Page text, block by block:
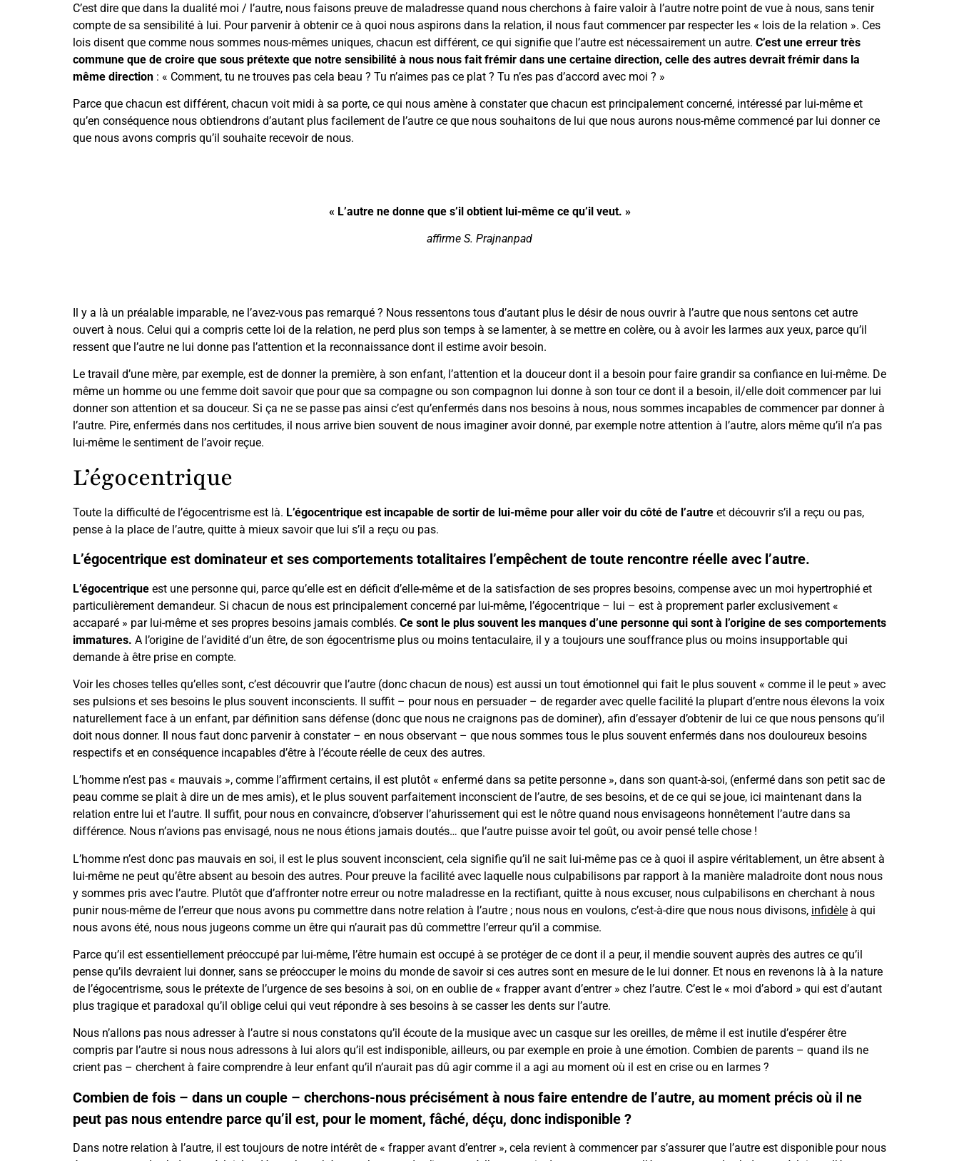
C’est dire que dans la dualité moi / l’autre, nous faisons preuve de maladresse quand nous cherchons à faire valoir à l’autre notre point de vue à nous, sans tenir
compte de sa sensibilité à lui. Pour parvenir à obtenir ce à quoi nous aspirons dans la relation, il nous faut commencer par respecter les « lois de la relation ». Ces
lois disent que comme nous sommes nous-mêmes uniques, chacun est différent, ce qui signifie que l’autre est nécessairement un autre. C’est une erreur très
commune que de croire que sous prétexte que notre sensibilité à nous nous fait frémir dans une certaine direction, celle des autres devrait frémir dans la
même direction : « Comment, tu ne trouves pas cela beau ? Tu n’aimes pas ce plat ? Tu n’es pas d’accord avec moi ? »
Parce que chacun est différent, chacun voit midi à sa porte, ce qui nous amène à constater que chacun est principalement concerné, intéressé par lui-même et
qu’en conséquence nous obtiendrons d’autant plus facilement de l’autre ce que nous souhaitons de lui que nous aurons nous-même commencé par lui donner ce
que nous avons compris qu’il souhaite recevoir de nous.
« L’autre ne donne que s’il obtient lui-même ce qu’il veut. »
affirme S. Prajnanpad
Il y a là un préalable imparable, ne l’avez-vous pas remarqué ? Nous ressentons tous d’autant plus le désir de nous ouvrir à l’autre que nous sentons cet autre
ouvert à nous. Celui qui a compris cette loi de la relation, ne perd plus son temps à se lamenter, à se mettre en colère, ou à avoir les larmes aux yeux, parce qu’il
ressent que l’autre ne lui donne pas l’attention et la reconnaissance dont il estime avoir besoin.
Le travail d’une mère, par exemple, est de donner la première, à son enfant, l’attention et la douceur dont il a besoin pour faire grandir sa confiance en lui-même. De
même un homme ou une femme doit savoir que pour que sa compagne ou son compagnon lui donne à son tour ce dont il a besoin, il/elle doit commencer par lui
donner son attention et sa douceur. Si ça ne se passe pas ainsi c’est qu’enfermés dans nos besoins à nous, nous sommes incapables de commencer par donner à
l’autre. Pire, enfermés dans nos certitudes, il nous arrive bien souvent de nous imaginer avoir donné, par exemple notre attention à l’autre, alors même qu’il n’a pas
lui-même le sentiment de l’avoir reçue.
L’égocentrique
Toute la difficulté de l’égocentrisme est là. L’égocentrique est incapable de sortir de lui-même pour aller voir du côté de l’autre et découvrir s’il a reçu ou pas,
pense à la place de l’autre, quitte à mieux savoir que lui s’il a reçu ou pas.
L’égocentrique est dominateur et ses comportements totalitaires l’empêchent de toute rencontre réelle avec l’autre.
L’égocentrique est une personne qui, parce qu’elle est en déficit d’elle-même et de la satisfaction de ses propres besoins, compense avec un moi hypertrophié et
particulièrement demandeur. Si chacun de nous est principalement concerné par lui-même, l’égocentrique – lui – est à proprement parler exclusivement «
accaparé » par lui-même et ses propres besoins jamais comblés. Ce sont le plus souvent les manques d’une personne qui sont à l’origine de ses comportements
immatures. A l’origine de l’avidité d’un être, de son égocentrisme plus ou moins tentaculaire, il y a toujours une souffrance plus ou moins insupportable qui
demande à être prise en compte.
Voir les choses telles qu’elles sont, c’est découvrir que l’autre (donc chacun de nous) est aussi un tout émotionnel qui fait le plus souvent « comme il le peut » avec
ses pulsions et ses besoins le plus souvent inconscients. Il suffit – pour nous en persuader – de regarder avec quelle facilité la plupart d’entre nous élevons la voix
naturellement face à un enfant, par définition sans défense (donc que nous ne craignons pas de dominer), afin d’essayer d’obtenir de lui ce que nous pensons qu’il
doit nous donner. Il nous faut donc parvenir à constater – en nous observant – que nous sommes tous le plus souvent enfermés dans nos douloureux besoins
respectifs et en conséquence incapables d’être à l’écoute réelle de ceux des autres.
L’homme n’est pas « mauvais », comme l’affirment certains, il est plutôt « enfermé dans sa petite personne », dans son quant-à-soi, (enfermé dans son petit sac de
peau comme se plait à dire un de mes amis), et le plus souvent parfaitement inconscient de l’autre, de ses besoins, et de ce qui se joue, ici maintenant dans la
relation entre lui et l’autre. Il suffit, pour nous en convaincre, d’observer l’ahurissement qui est le nôtre quand nous envisageons honnêtement l’autre dans sa
différence. Nous n’avions pas envisagé, nous ne nous étions jamais doutés… que l’autre puisse avoir tel goût, ou avoir pensé telle chose !
L’homme n’est donc pas mauvais en soi, il est le plus souvent inconscient, cela signifie qu’il ne sait lui-même pas ce à quoi il aspire véritablement, un être absent à
lui-même ne peut qu’être absent au besoin des autres. Pour preuve la facilité avec laquelle nous culpabilisons par rapport à la manière maladroite dont nous nous
y sommes pris avec l’autre. Plutôt que d’affronter notre erreur ou notre maladresse en la rectifiant, quitte à nous excuser, nous culpabilisons en cherchant à nous
punir nous-même de l’erreur que nous avons pu commettre dans notre relation à l’autre ; nous nous en voulons, c’est-à-dire que nous nous divisons, infidèle à qui
nous avons été, nous nous jugeons comme un être qui n’aurait pas dû commettre l’erreur qu’il a commise.
Parce qu’il est essentiellement préoccupé par lui-même, l’être humain est occupé à se protéger de ce dont il a peur, il mendie souvent auprès des autres ce qu’il
pense qu’ils devraient lui donner, sans se préoccuper le moins du monde de savoir si ces autres sont en mesure de le lui donner. Et nous en revenons là à la nature
de l’égocentrisme, sous le prétexte de l’urgence de ses besoins à soi, on en oublie de « frapper avant d’entrer » chez l’autre. C’est le « moi d’abord » qui est d’autant
plus tragique et paradoxal qu’il oblige celui qui veut répondre à ses besoins à se casser les dents sur l’autre.
Nous n’allons pas nous adresser à l’autre si nous constatons qu’il écoute de la musique avec un casque sur les oreilles, de même il est inutile d’espérer être
compris par l’autre si nous nous adressons à lui alors qu’il est indisponible, ailleurs, ou par exemple en proie à une émotion. Combien de parents – quand ils ne
crient pas – cherchent à faire comprendre à leur enfant qu’il n’aurait pas dû agir comme il a agi au moment où il est en crise ou en larmes ?
Combien de fois – dans un couple – cherchons-nous précisément à nous faire entendre de l’autre, au moment précis où il ne
peut pas nous entendre parce qu’il est, pour le moment, fâché, déçu, donc indisponible ?
Dans notre relation à l’autre, il est toujours de notre intérêt de « frapper avant d’entrer », cela revient à commencer par s’assurer que l’autre est disponible pour nous